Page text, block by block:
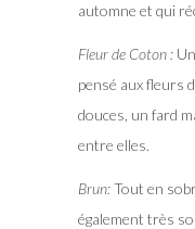
automne et qui
Fleur de Coton :Un
pensé aux fleurs
douces, un fard
entre elles.
Brun:Tout en
également très